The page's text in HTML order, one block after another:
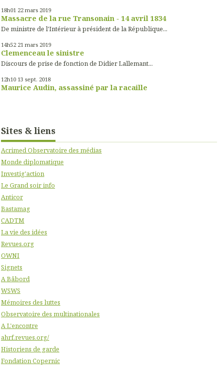
18h01 22 mars 2019
Massacre de la rue Transonain - 14 avril 1834
De ministre de l'Intérieur à président de la République...
14h52 21 mars 2019
Clemenceau le sinistre
Discours de prise de fonction de Didier Lallemant...
12h10 13 sept. 2018
Maurice Audin, assassiné par la racaille
Sites & liens
Acrimed Observatoire des médias
Monde diplomatique
Investig'action
Le Grand soir info
Anticor
Bastamag
CADTM
La vie des idées
Revues.org
OWNI
Signets
A Bâbord
WSWS
Mémoires des luttes
Observatoire des multinationales
A L'encontre
ahrf.revues.org/
Historiens de garde
Fondation Copernic